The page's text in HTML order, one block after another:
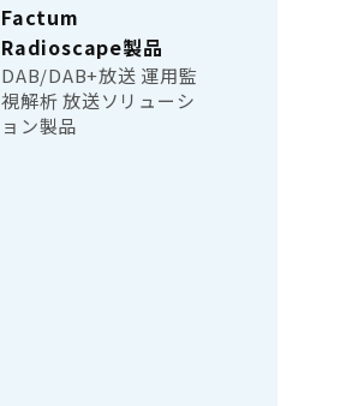
Factum
Radioscape製品
DAB/DAB+放送 運用監
視解析 放送ソリューシ
ョン製品